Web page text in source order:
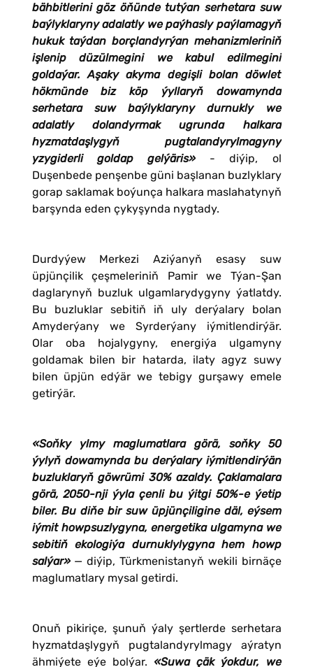
bähbitlerini göz öňünde tutýan serhetara suw
baýlyklaryny adalatly we paýhasly paýlamagyň
hukuk taýdan borçlandyrýan mehanizmleriniň
işlenip düzülmegini we kabul edilmegini
goldaýar. Aşaky akyma degişli bolan döwlet
hökmünde biz köp ýyllaryň dowamynda
serhetara suw baýlyklaryny durnukly we
adalatly dolandyrmak ugrunda halkara
hyzmatdaşlygyň pugtalandyrylmagyny
yzygiderli goldap gelýäris»- diýip, ol
Duşenbede penşenbe güni başlanan buzlyklary
gorap saklamak boýunça halkara maslahatynyň
barşynda eden çykyşynda nygtady.
Durdyýew Merkezi Aziýanyň esasy suw
üpjünçilik çeşmeleriniň Pamir we Týan-Şan
daglarynyň buzluk ulgamlarydygyny ýatlatdy.
Bu buzluklar sebitiň iň uly derýalary bolan
Amyderýany we Syrderýany iýmitlendirýär.
Olar oba hojalygyny, energiýa ulgamyny
goldamak bilen bir hatarda, ilaty agyz suwy
bilen üpjün edýär we tebigy gurşawy emele
getirýär.
«Soňky ylmy maglumatlara görä, soňky 50
ýylyň dowamynda bu derýalary iýmitlendirýän
buzluklaryň göwrümi 30% azaldy. Çaklamalara
görä, 2050-nji ýyla çenli bu ýitgi 50%-e ýetip
biler. Bu diňe bir suw üpjünçiligine däl, eýsem
iýmit howpsuzlygyna, energetika ulgamyna we
sebitiň ekologiýa durnuklylygyna hem howp
salýar»— diýip, Türkmenistanyň wekili birnäçe
maglumatlary mysal getirdi.
Onuň pikiriçe, şunuň ýaly şertlerde serhetara
hyzmatdaşlygyň pugtalandyrylmagy aýratyn
ähmiýete eýe bolýar. «Suwa çäk ýokdur, we